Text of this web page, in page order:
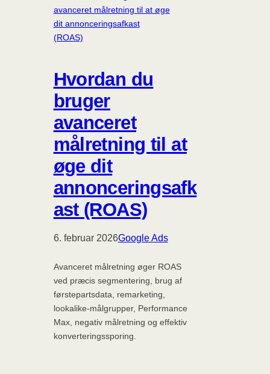
Hvordan du
bruger
avanceret
målretning til at
øge dit
annonceringsafk
ast (ROAS)
6. februar 2026Google Ads
Avanceret målretning øger ROAS
ved præcis segmentering, brug af
førstepartsdata, remarketing,
lookalike-målgrupper, Performance
Max, negativ målretning og effektiv
konverteringssporing.